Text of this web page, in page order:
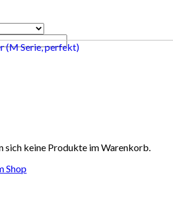
sich keine Produkte im Warenkorb.
Shop